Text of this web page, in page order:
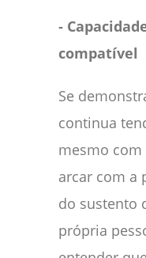
‑
compatível
Se
continua
mesmo
arcar com a
do sustento
própria